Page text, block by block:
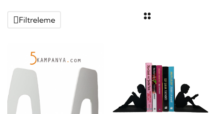
Filtreleme